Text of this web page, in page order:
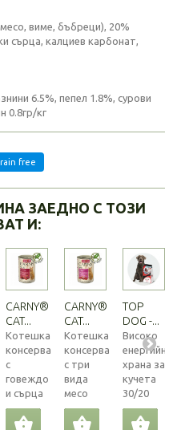
виме, бъбреци), 20%
сърца, калциев карбонат,
6.5%, пепел 1.8%, сурови
0.8гр/кг
free
ЗАЕДНО С ТОЗИ
И:
CARNY®
CAT...
Котешка
консерва
с
говеждо
и сърца
CARNY®
CAT...
Котешка
консерва
с три
вида
месо
TOP
DOG -...
Високо
енергийна
храна за
кучета
30/20